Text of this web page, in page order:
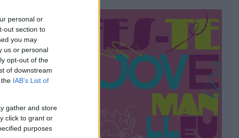
personal or
out section to
you may
us or personal
opt-out of the
of downstream
IAB’s List of
gather and store
click to grant or
purposes